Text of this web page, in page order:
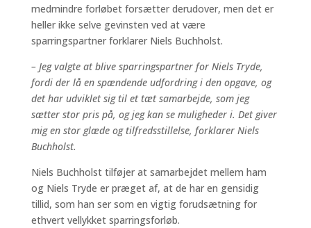
medmindre forløbet forsætter derudover, men det er
heller ikke selve gevinsten ved at være
sparringspartner forklarer Niels Buchholst.
– Jeg valgte at blive sparringspartner for Niels Tryde,
fordi der lå en spændende udfordring i den opgave, og
det har udviklet sig til et tæt samarbejde, som jeg
sætter stor pris på, og jeg kan se muligheder i. Det giver
mig en stor glæde og tilfredsstillelse, forklarer Niels
Buchholst.
Niels Buchholst tilføjer at samarbejdet mellem ham
og Niels Tryde er præget af, at de har en gensidig
tillid, som han ser som en vigtig forudsætning for
ethvert vellykket sparringsforløb.